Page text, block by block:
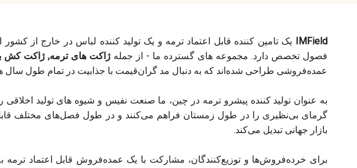
IMField یک تامین کننده قابل اعتماد ترمه و یک تولید کننده لباس در خارج از
فصول تخصص دارد. مجموعه های گسترده ما - از جمله ژاکت های ترمه, ژاکت کش
عمده‌فروشی طراحی شده‌اند که به دنبال مد گران‌قیمت با جذابیت در تمام طول سال
به عنوان تولید کننده پیشرو ترمه در چین، ما صنعت نفیس و شیوه های تولید
گرمای بی‌نظیری را در طول زمستان فراهم می‌کنند و در طول فصل‌های مختلف قابل
بازار جهانی تبدیل می‌کند.
برای خرده‌فروش‌ها و توزیع‌کنندگان، مشارکت با یک عمده‌فروش قابل اعتماد